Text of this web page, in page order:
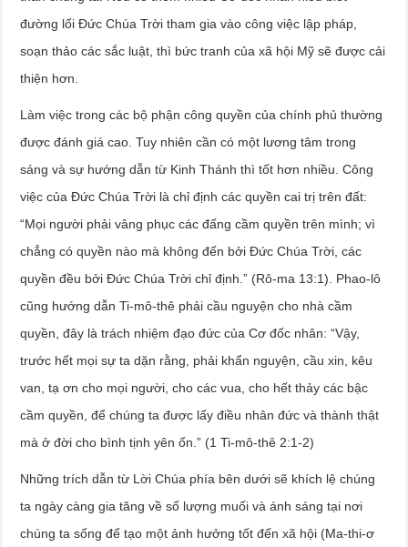
đường lối Đức Chúa Trời tham gia vào công việc lập pháp,
soạn thảo các sắc luật, thì bức tranh của xã hội Mỹ sẽ được cải
thiện hơn.
Làm việc trong các bộ phận công quyền của chính phủ thường
được đánh giá cao. Tuy nhiên cần có một lương tâm trong
sáng và sự hướng dẫn từ Kinh Thánh thì tốt hơn nhiều. Công
việc của Đức Chúa Trời là chỉ định các quyền cai trị trên đất:
“Mọi người phải vâng phục các đấng cầm quyền trên mình; vì
chẳng có quyền nào mà không đến bởi Đức Chúa Trời, các
quyền đều bởi Đức Chúa Trời chỉ định.” (Rô-ma 13:1). Phao-lô
cũng hướng dẫn Ti-mô-thê phải cầu nguyện cho nhà cầm
quyền, đây là trách nhiệm đạo đức của Cơ đốc nhân: “Vậy,
trước hết mọi sự ta dặn rằng, phải khẩn nguyện, cầu xin, kêu
van, tạ ơn cho mọi người, cho các vua, cho hết thảy các bậc
cầm quyền, để chúng ta được lấy điều nhân đức và thành thật
mà ở đời cho bình tịnh yên ổn.” (1 Ti-mô-thê 2:1-2)
Những trích dẫn từ Lời Chúa phía bên dưới sẽ khích lệ chúng
ta ngày càng gia tăng về số lượng muối và ánh sáng tại nơi
chúng ta sống để tạo một ảnh hưởng tốt đến xã hội (Ma-thi-ơ